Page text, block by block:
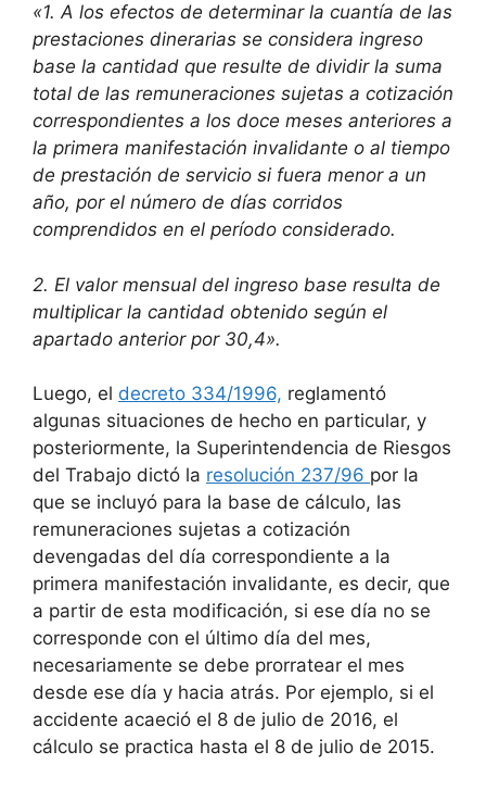
«1. A los efectos de determinar la cuantía de las
prestaciones dinerarias se considera ingreso
base la cantidad que resulte de dividir la suma
total de las remuneraciones sujetas a cotización
correspondientes a los doce meses anteriores a
la primera manifestación invalidante o al tiempo
de prestación de servicio si fuera menor a un
año, por el número de días corridos
comprendidos en el período considerado.
2. El valor mensual del ingreso base resulta de
multiplicar la cantidad obtenido según el
apartado anterior por 30,4».
Luego, el decreto 334/1996, reglamentó
algunas situaciones de hecho en particular, y
posteriormente, la Superintendencia de Riesgos
del Trabajo dictó la resolución 237/96 por la
que se incluyó para la base de cálculo, las
remuneraciones sujetas a cotización
devengadas del día correspondiente a la
primera manifestación invalidante, es decir, que
a partir de esta modificación, si ese día no se
corresponde con el último día del mes,
necesariamente se debe prorratear el mes
desde ese día y hacia atrás. Por ejemplo, si el
accidente acaeció el 8 de julio de 2016, el
cálculo se practica hasta el 8 de julio de 2015.